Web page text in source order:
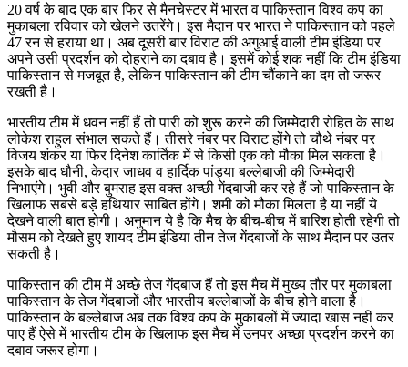
20 वर्ष के बाद एक बार फिर से मैनचेस्टर में भारत व पाकिस्तान विश्व कप का
मुकाबला रविवार को खेलने उतरेंगे। इस मैदान पर भारत ने पाकिस्तान को पहले
47 रन से हराया था। अब दूसरी बार विराट की अगुआई वाली टीम इंडिया पर
अपने उसी प्रदर्शन को दोहराने का दबाव है। इसमें कोई शक नहीं कि टीम इंडिया
पाकिस्तान से मजबूत है, लेकिन पाकिस्तान की टीम चौंकाने का दम तो जरूर
रखती है।
भारतीय टीम में धवन नहीं हैं तो पारी को शुरू करने की जिम्मेेदारी रोहित के साथ
लोकेश राहुल संभाल सकते हैं। तीसरे नंबर पर विराट होंगे तो चौथे नंबर पर
विजय शंकर या फिर दिनेश कार्तिक में से किसी एक को मौका मिल सकता है।
इसके बाद धौनी, केदार जाधव व हार्दिक पांड्या बल्लेबाजी की जिम्मेदारी
निभाएंगे। भुवी और बुमराह इस वक्त अच्छी गेंदबाजी कर रहे हैं जो पाकिस्तान के
खिलाफ सबसे बड़े हथियार साबित होंगे। शमी को मौका मिलता है या नहीं ये
देखने वाली बात होगी। अनुमान ये है कि मैच के बीच-बीच में बारिश होती रहेगी तो
मौसम को देखते हुए शायद टीम इंडिया तीन तेज गेंदबाजों के साथ मैदान पर उतर
सकती है।
पाकिस्तान की टीम में अच्छे तेज गेंदबाज हैं तो इस मैच में मुख्य तौर पर मुकाबला
पाकिस्तान के तेज गेंदबाजों और भारतीय बल्लेबाजों के बीच होने वाला है।
पाकिस्तान के बल्लेबाज अब तक विश्व कप के मुकाबलों में ज्यादा खास नहीं कर
पाए हैं ऐसे में भारतीय टीम के खिलाफ इस मैच में उनपर अच्छा प्रदर्शन करने का
दबाव जरूर होगा।